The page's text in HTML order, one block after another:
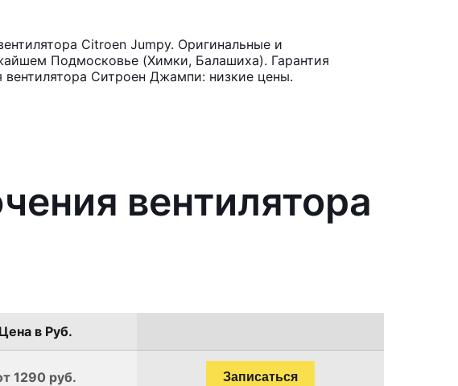
Citroen Jumpy. Оригинальные и
Подмосковье (Химки, Балашиха). Гарантия
Ситроен Джампи: низкие цены.
вентилятора
Цена в Руб.
1290 руб. Записаться